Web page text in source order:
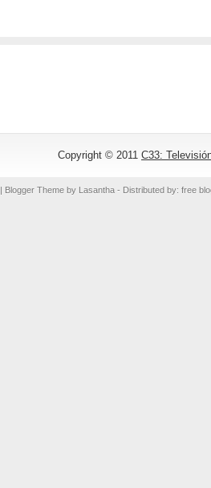
Copyright © 2011 C33:
| Blogger Theme by Lasantha - Distributed by: free